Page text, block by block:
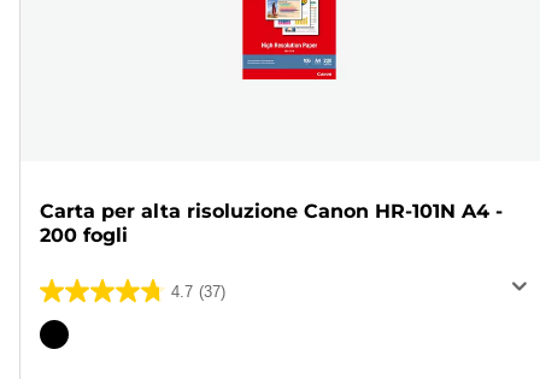
Carta per alta risoluzione Canon HR-101N A4 -
200 fogli
4.7 (37)
4.7
su
Cartuccia